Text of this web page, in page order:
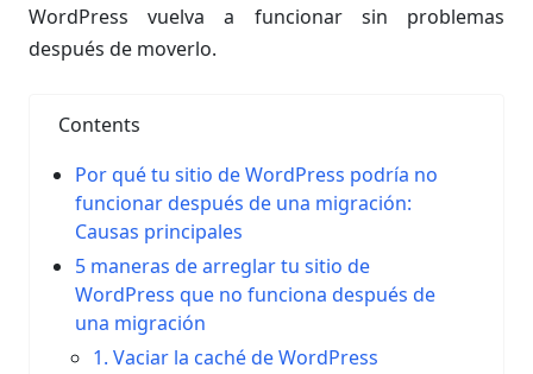
WordPress vuelva a funcionar sin problemas
después de moverlo.
Contents
Por qué tu sitio de WordPress podría no
funcionar después de una migración:
Causas principales
5 maneras de arreglar tu sitio de
WordPress que no funciona después de
una migración
1. Vaciar la caché de WordPress